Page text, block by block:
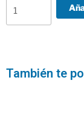
También te